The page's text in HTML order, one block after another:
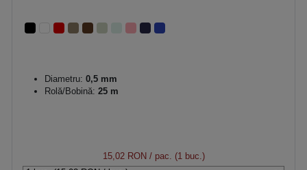
Diametru: 0,5 mm
Rolă/Bobină: 25 m
15,02 RON/ pac. (1 buc.)